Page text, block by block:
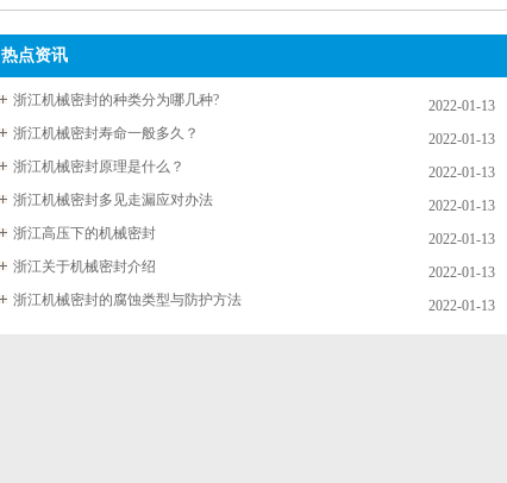
热点资讯
2022-01-13
浙江机械密封的种类分为哪几种?
2022-01-13
浙江机械密封寿命一般多久？
2022-01-13
浙江机械密封原理是什么？
2022-01-13
浙江机械密封多见走漏应对办法
2022-01-13
浙江高压下的机械密封
2022-01-13
浙江关于机械密封介绍
2022-01-13
浙江机械密封的腐蚀类型与防护方法